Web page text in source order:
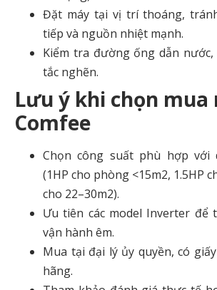
Đặt máy tại vị trí thoáng,
tiếp và nguồn nhiệt mạnh.
Kiểm tra đường ống dẫn
tắc nghẽn.
Lưu ý khi chọn mua
Comfee
Chọn công suất phù hợp với
(1HP cho phòng <15m2, 1.5HP
cho 22–30m2).
Ưu tiên các model Inverter để
vận hành êm.
Mua tại đại lý ủy quyền, có
hãng.